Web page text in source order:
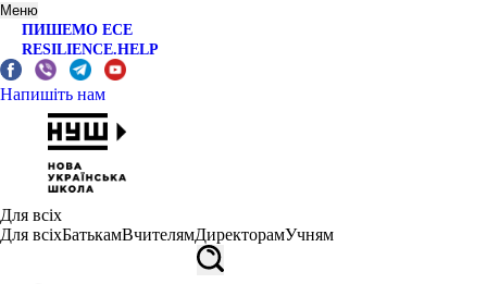
Меню
ПИШЕМО ЕСЕ
RESILIENCE.HELP
Напишіть нам
Для всіх
Для всіхБатькамВчителямДиректорамУчням